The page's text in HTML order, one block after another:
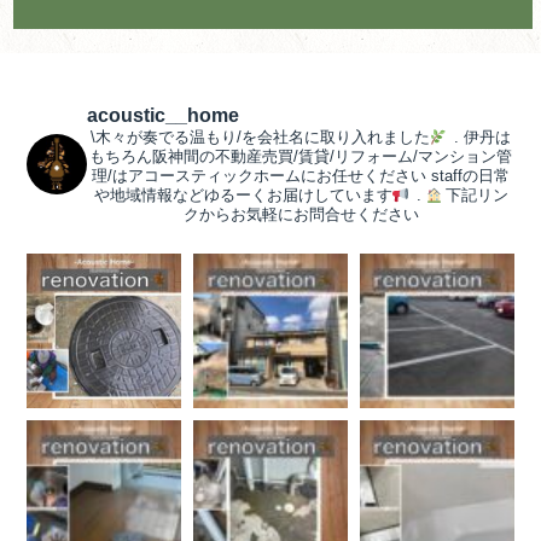
acoustic__home
\木々が奏でる温もり/を会社名に取り入れました . 伊丹は
もちろん阪神間の不動産売買/賃貸/リフォーム/マンション管
理/はアコースティックホームにお任せください staffの日常
や地域情報などゆるーくお届けしています
.
下記リン
クからお気軽にお問合せください